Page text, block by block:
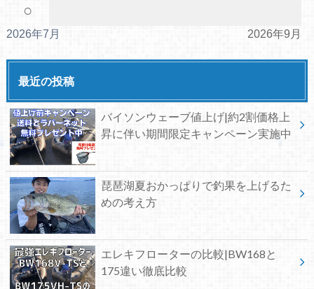
○
2026年7月 2026年9月
最近の投稿
バイソンウェーブ値上げ|約2割価格上
昇に伴い期間限定キャンペーン実施中
琵琶湖夏おかっぱりで釣果を上げるた
めの考え方
エレキフローターの比較|BW168と
175違い徹底比較